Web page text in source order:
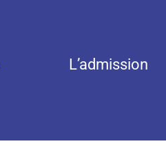
L’admission